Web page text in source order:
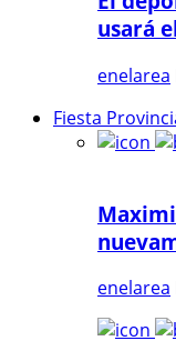
usará
enelarea
Fiesta
enelarea